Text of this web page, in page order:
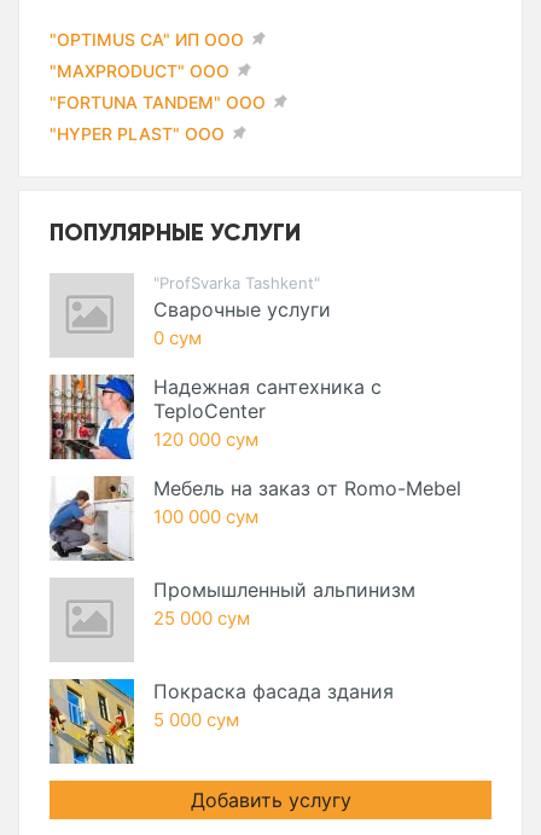
"OPTIMUS CA" ИП ООО
"MAXPRODUCT" ООО
"FORTUNA TANDEM" ООО
"HYPER PLAST" ООО
ПОПУЛЯРНЫЕ УСЛУГИ
"ProfSvarka Tashkent"
Сварочные услуги
0 сум
Надежная сантехника с
TeploCenter
120 000 сум
Мебель на заказ от Romo-Mebel
100 000 сум
Промышленный альпинизм
25 000 сум
Покраска фасада здания
5 000 сум
Добавить услугу